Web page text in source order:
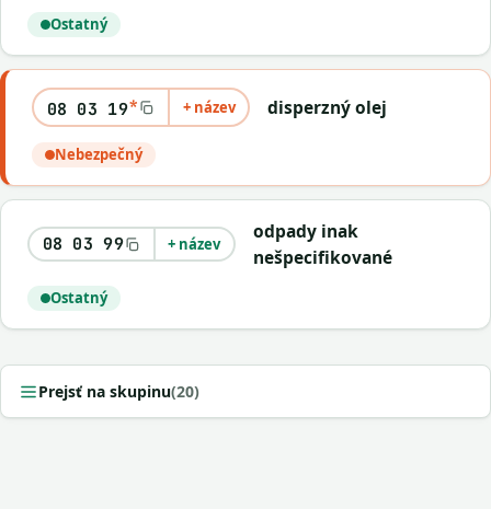
Ostatný
08 03 19* + název disperzný olej
Nebezpečný
08 03 99 + název
odpady inak
nešpecifikované
Ostatný
Prejsť na skupinu(20)